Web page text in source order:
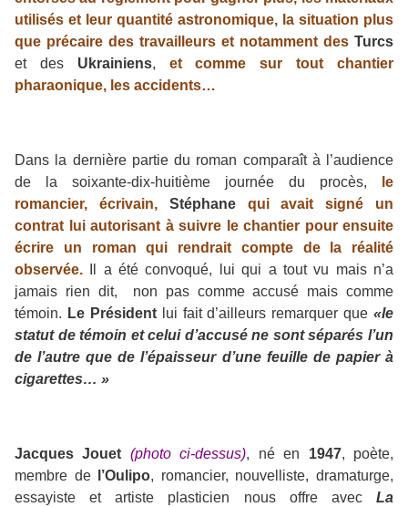
utilisés et leur quantité astronomique, la situation plus
que précaire des travailleurs et notamment des Turcs
et des Ukrainiens, et comme sur tout chantier
pharaonique, les accidents…
Dans la dernière partie du roman comparaît à l’audience
de la soixante-dix-huitième journée du procès,
le
romancier, écrivain, Stéphane
qui avait signé un
contrat lui autorisant à suivre le chantier pour ensuite
écrire un roman qui rendrait compte de la réalité
observée.
Il a été convoqué, lui qui a tout vu mais n’a
jamais rien dit, non pas comme accusé mais comme
témoin. Le Présidentlui fait d’ailleurs remarquer que «le
statut de témoin et celui d’accusé ne sont séparés l’un
de l’autre que de l’épaisseur d’une feuille de papier à
cigarettes… »
Jacques Jouet (photo ci-dessus), né en 1947, poète,
membre de
l’Oulipo, romancier, nouvelliste, dramaturge,
essayiste et artiste plasticien nous offre avec La